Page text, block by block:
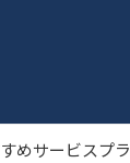
めサービスプ